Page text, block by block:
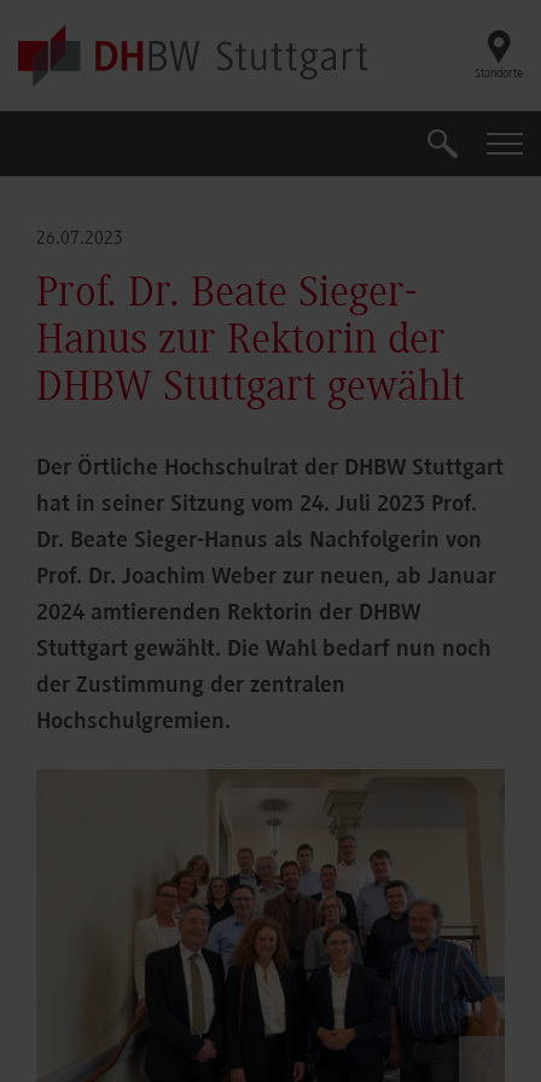
Skip to main content
Standorte
Suche
26.07.2023
Prof. Dr. Beate Sieger-
Hanus zur Rektorin der
DHBW Stuttgart gewählt
Der Örtliche Hochschulrat der DHBW Stuttgart
hat in seiner Sitzung vom 24. Juli 2023 Prof.
Dr. Beate Sieger-Hanus als Nachfolgerin von
Prof. Dr. Joachim Weber zur neuen, ab Januar
2024 amtierenden Rektorin der DHBW
Stuttgart gewählt. Die Wahl bedarf nun noch
der Zustimmung der zentralen
Hochschulgremien.